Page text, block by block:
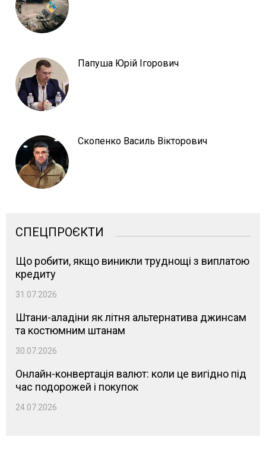
Папуша Юрій Ігорович
Скопенко Василь Вікторович
СПЕЦПРОЄКТИ
Що робити, якщо виникли труднощі з виплатою
кредиту
31.07.2026
Штани-аладіни як літня альтернатива джинсам
та костюмним штанам
30.07.2026
Онлайн-конвертація валют: коли це вигідно під
час подорожей і покупок
24.07.2026